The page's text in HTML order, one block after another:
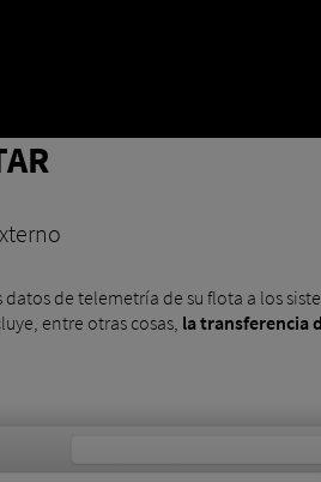
de telemetría de su flota a los
entre otras cosas, la transferencia